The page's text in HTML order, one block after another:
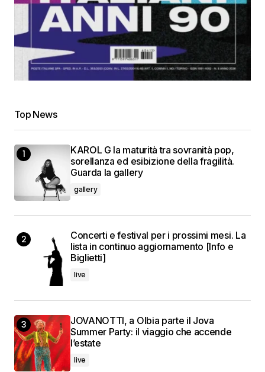
Top News
KAROL G la maturità tra sovranità pop,
sorellanza ed esibizione della fragilità.
Guarda la gallery
gallery
Concerti e festival per i prossimi mesi. La
lista in continuo aggiornamento [Info e
Biglietti]
live
JOVANOTTI, a Olbia parte il Jova
Summer Party: il viaggio che accende
l’estate
live